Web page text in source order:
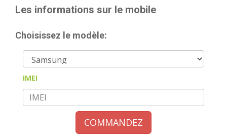
Les informations sur le mobile
Choisissez le modèle:
IMEI
COMMANDEZ